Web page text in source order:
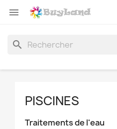

search
PISCINES
Traitements de l'eau